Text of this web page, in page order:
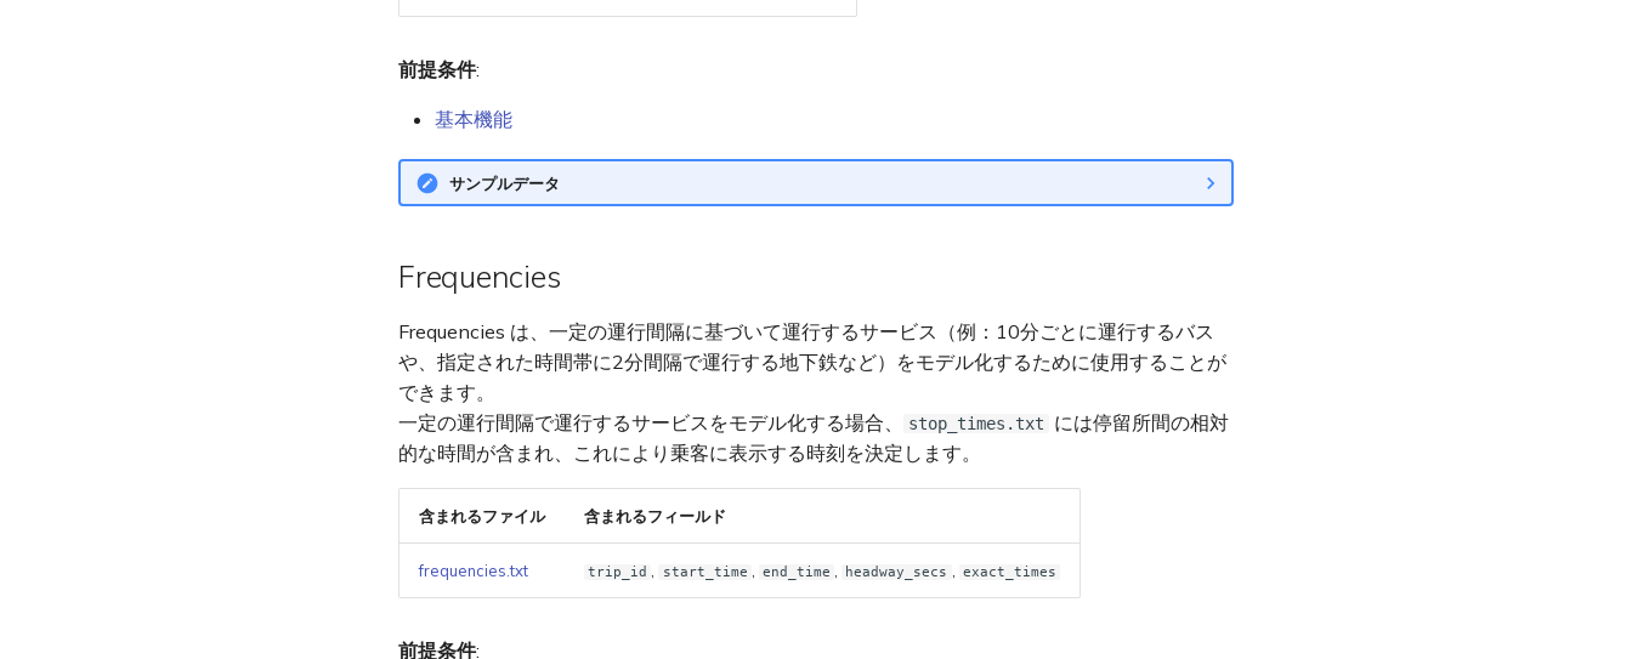
前提条件:
基本機能
サンプルデータ
Frequencies
Frequencies は、一定の運行間隔に基づいて運行するサービス（例：10分ごとに運行するバス
や、指定された時間帯に2分間隔で運行する地下鉄など）をモデル化するために使用することが
できます。
一定の運行間隔で運行するサービスをモデル化する場合、
stop_times.txt
には停留所間の相対
的な時間が含まれ、これにより乗客に表示する時刻を決定します。
含まれるファイル 含まれるフィールド
frequencies.txt trip_id start_time end_time headway_secs exact_times
前提条件: